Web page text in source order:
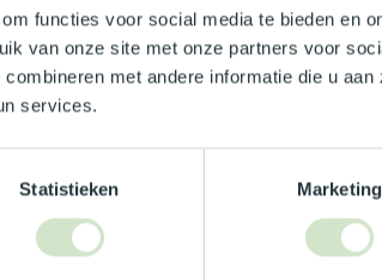
functies voor social media te bieden en
van onze site met onze partners voor
met andere informatie die u aan
services.
Statistieken Marketing